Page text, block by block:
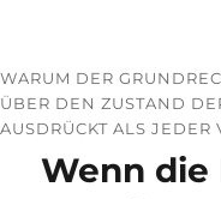
WARUM DER
ÜBER DEN ZUSTAND
AUSDRÜCKT ALS JEDER
Wenn die